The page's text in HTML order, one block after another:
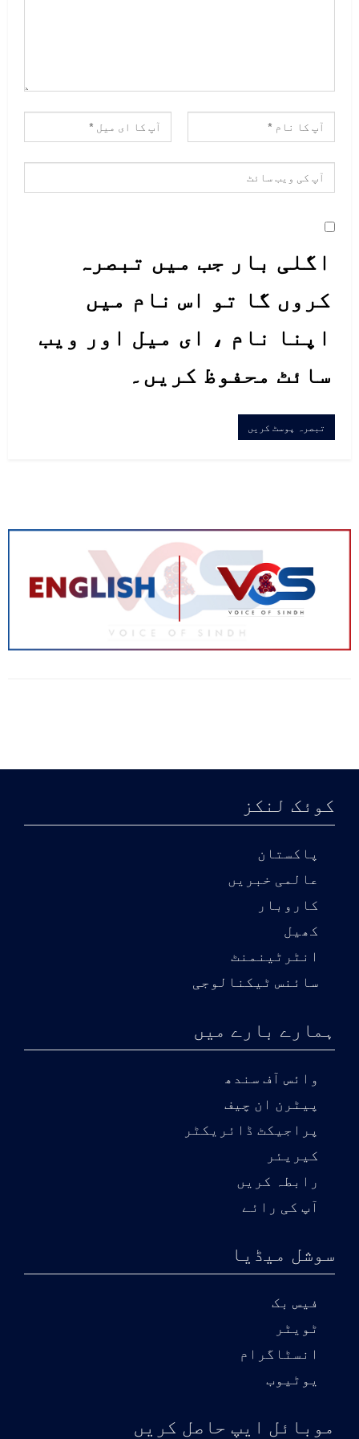
جنگ جیتنے کے بعد یہ پروجیکٹ مکمل
طور پر ورلڈ ہیلتھ آرگنائزیشن کے
اگلی بار جب میں تبصرہ
کروں گا تو اس نام میں
اپنا نام ، ای میل اور ویب
سائٹ محفوظ کریں۔
کوئک لنکز
پاکستان
عالمی خبریں
کاروبار
کھیل
انٹرٹینمنٹ
سائنس ٹیکنالوجی
ہمارے بارے میں
وائس آف سندھ
پیٹرن ان چیف
پراجیکٹ ڈائریکٹر
کیریئر
رابطہ کریں
آپ کی رائے
سوشل میڈیا
فیس بک
ٹویٹر
انسٹاگرام
یوٹیوب
موبائل ایپ حاصل کریں